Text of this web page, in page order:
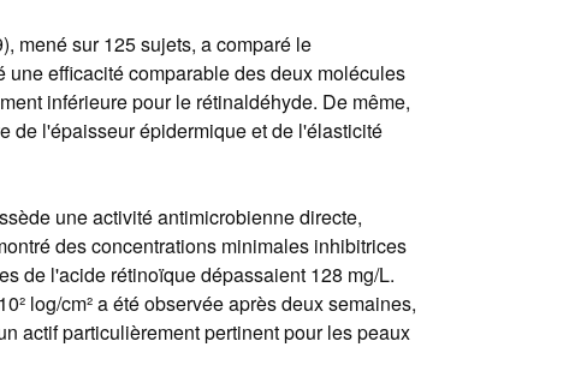
mené sur 125 sujets, a comparé le
efficacité comparable des deux molécules
inférieure pour le rétinaldéhyde. De même,
de l'épaisseur épidermique et de l'élasticité
une activité antimicrobienne directe,
des concentrations minimales inhibitrices
de l'acide rétinoïque dépassaient 128 mg/L.
log/cm² a été observée après deux semaines,
actif particulièrement pertinent pour les peaux